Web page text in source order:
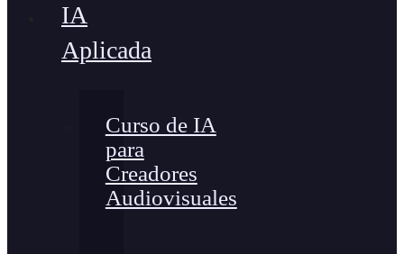
IA
Aplicada
Curso de IA
para
Creadores
Audiovisuales